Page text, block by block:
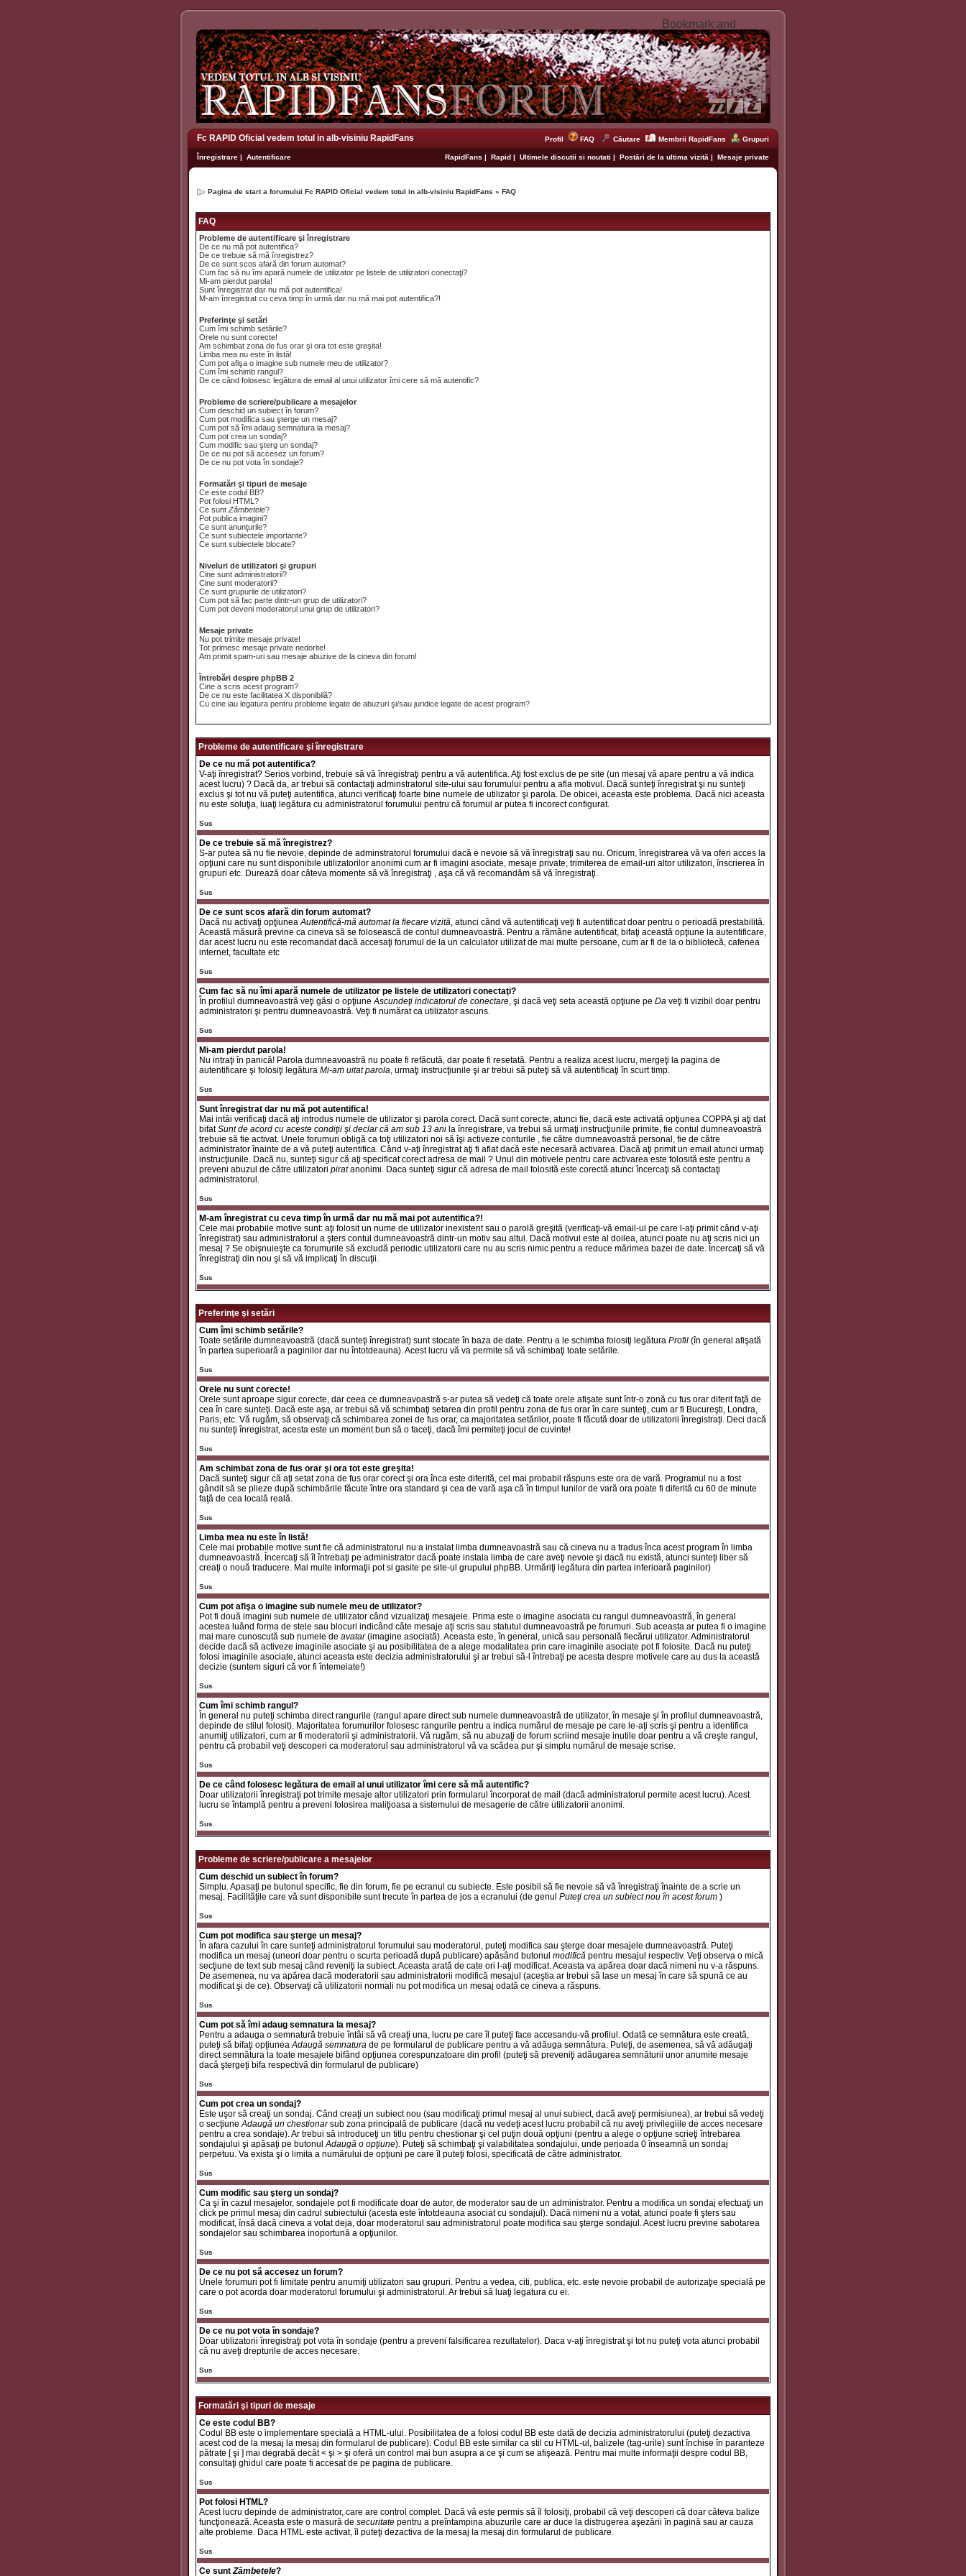
Fc RAPID Oficial vedem totul in alb-visiniu RapidFans Profil FAQ Căutare Membrii RapidFans Grupuri
Înregistrare | Autentificare RapidFans | Rapid | Ultimele discutii si noutati | Postări de la ultima vizită | Mesaje private
Pagina de start a forumului Fc RAPID Oficial vedem totul in alb-visiniu RapidFans » FAQ
FAQ
Probleme de autentificare şi înregistrare
De ce nu mă pot autentifica?
De ce trebuie să mă înregistrez?
De ce sunt scos afară din forum automat?
Cum fac să nu îmi apară numele de utilizator pe listele de utilizatori conectaţi?
Mi-am pierdut parola!
Sunt înregistrat dar nu mă pot autentifica!
M-am înregistrat cu ceva timp în urmă dar nu mă mai pot autentifica?!
Preferinţe şi setări
Cum îmi schimb setările?
Orele nu sunt corecte!
Am schimbat zona de fus orar şi ora tot este greşita!
Limba mea nu este în listă!
Cum pot afişa o imagine sub numele meu de utilizator?
Cum îmi schimb rangul?
De ce când folosesc legătura de email al unui utilizator îmi cere să mă autentific?
Probleme de scriere/publicare a mesajelor
Cum deschid un subiect în forum?
Cum pot modifica sau şterge un mesaj?
Cum pot să îmi adaug semnatura la mesaj?
Cum pot crea un sondaj?
Cum modific sau şterg un sondaj?
De ce nu pot să accesez un forum?
De ce nu pot vota în sondaje?
Formatări şi tipuri de mesaje
Ce este codul BB?
Pot folosi HTML?
Ce sunt Zâmbetele?
Pot publica imagini?
Ce sunt anunţurile?
Ce sunt subiectele importante?
Ce sunt subiectele blocate?
Niveluri de utilizatori şi grupuri
Cine sunt administratorii?
Cine sunt moderatorii?
Ce sunt grupurile de utilizatori?
Cum pot să fac parte dintr-un grup de utilizatori?
Cum pot deveni moderatorul unui grup de utilizatori?
Mesaje private
Nu pot trimite mesaje private!
Tot primesc mesaje private nedorite!
Am primit spam-uri sau mesaje abuzive de la cineva din forum!
Întrebări despre phpBB 2
Cine a scris acest program?
De ce nu este facilitatea X disponibilă?
Cu cine iau legatura pentru probleme legate de abuzuri şi/sau juridice legate de acest program?
Probleme de autentificare şi înregistrare
De ce nu mă pot autentifica?
V-aţi înregistrat? Serios vorbind, trebuie să vă înregistraţi pentru a vă autentifica. Aţi fost exclus de pe site (un mesaj vă apare pentru a vă indica
acest lucru) ? Dacă da, ar trebui să contactaţi adminstratorul site-ului sau forumului pentru a afla motivul. Dacă sunteţi înregistrat şi nu sunteţi
exclus şi tot nu vă puteţi autentifica, atunci verificaţi foarte bine numele de utilizator şi parola. De obicei, aceasta este problema. Dacă nici aceasta
nu este soluţia, luaţi legătura cu administratorul forumului pentru că forumul ar putea fi incorect configurat.
Sus
De ce trebuie să mă înregistrez?
S-ar putea să nu fie nevoie, depinde de adminstratorul forumului dacă e nevoie să vă înregistraţi sau nu. Oricum, înregistrarea vă va oferi acces la
opţiuni care nu sunt disponibile utilizatorilor anonimi cum ar fi imagini asociate, mesaje private, trimiterea de email-uri altor utilizatori, înscrierea în
grupuri etc. Durează doar câteva momente să vă înregistraţi , aşa că vă recomandăm să vă înregistraţi.
Sus
De ce sunt scos afară din forum automat?
Dacă nu activaţi opţiuneaAutentifică-mă automat la fiecare vizită, atunci când vă autentificaţi veţi fi autentificat doar pentru o perioadă prestabilită.
Această măsură previne ca cineva să se folosească de contul dumneavoastră. Pentru a rămâne autentificat, bifaţi această opţiune la autentificare,
dar acest lucru nu este recomandat dacă accesaţi forumul de la un calculator utilizat de mai multe persoane, cum ar fi de la o bibliotecă, cafenea
internet, facultate etc
Sus
Cum fac să nu îmi apară numele de utilizator pe listele de utilizatori conectaţi?
În profilul dumneavoastră veţi găsi o opţiuneAscundeţi indicatorul de conectare, şi dacă veţi seta această opţiune pe Da veţi fi vizibil doar pentru
administratori şi pentru dumneavoastră. Veţi fi numărat ca utilizator ascuns.
Sus
Mi-am pierdut parola!
Nu intraţi în panică! Parola dumneavoastră nu poate fi refăcută, dar poate fi resetată. Pentru a realiza acest lucru, mergeţi la pagina de
autentificare şi folosiţi legătura Mi-am uitat parola, urmaţi instrucţiunile şi ar trebui să puteţi să vă autentificaţi în scurt timp.
Sus
Sunt înregistrat dar nu mă pot autentifica!
Mai intâi verificaţi dacă aţi introdus numele de utilizator şi parola corect. Dacă sunt corecte, atunci fie, dacă este activată opţiunea COPPA şi aţi dat
bifatSunt de acord cu aceste condiţii şi declar că am sub 13 ani la înregistrare, va trebui să urmaţi instrucţiunile primite, fie contul dumneavoastră
trebuie să fie activat. Unele forumuri obligă ca toţi utilizatori noi să îşi activeze conturile , fie către dumneavoastră personal, fie de către
administrator înainte de a vă puteţi autentifica. Când v-aţi înregistrat aţi fi aflat dacă este necesară activarea. Dacă aţi primit un email atunci urmaţi
instrucţiunile. Dacă nu, sunteţi sigur că aţi specificat corect adresa de mail ? Unul din motivele pentru care activarea este folosită este pentru a
preveni abuzul de către utilizatori piratanonimi. Daca sunteţi sigur că adresa de mail folosită este corectă atunci încercaţi să contactaţi
administratorul.
Sus
M-am înregistrat cu ceva timp în urmă dar nu mă mai pot autentifica?!
Cele mai probabile motive sunt: aţi folosit un nume de utilizator inexistent sau o parolă greşită (verificaţi-vă email-ul pe care l-aţi primit când v-aţi
înregistrat) sau administratorul a şters contul dumneavoastră dintr-un motiv sau altul. Dacă motivul este al doilea, atunci poate nu aţi scris nici un
mesaj ? Se obişnuieşte ca forumurile să excludă periodic utilizatorii care nu au scris nimic pentru a reduce mărimea bazei de date. Încercaţi să vă
înregistraţi din nou şi să vă implicaţi în discuţii.
Sus
Preferinţe şi setări
Cum îmi schimb setările?
Toate setările dumneavoastră (dacă sunteţi înregistrat) sunt stocate în baza de date. Pentru a le schimba folosiţi legătura Profil (în general afişată
în partea superioară a paginilor dar nu întotdeauna). Acest lucru vă va permite să vă schimbaţi toate setările.
Sus
Orele nu sunt corecte!
Orele sunt aproape sigur corecte, dar ceea ce dumneavoastră s-ar putea să vedeţi că toate orele afişate sunt într-o zonă cu fus orar diferit faţă de
cea în care sunteţi. Dacă este aşa, ar trebui să vă schimbaţi setarea din profil pentru zona de fus orar în care sunteţi, cum ar fi Bucureşti, Londra,
Paris, etc. Vă rugăm, să observaţi că schimbarea zonei de fus orar, ca majoritatea setărilor, poate fi făcută doar de utilizatorii înregistraţi. Deci dacă
nu sunteţi înregistrat, acesta este un moment bun să o faceţi, dacă îmi permiteţi jocul de cuvinte!
Sus
Am schimbat zona de fus orar şi ora tot este greşita!
Dacă sunteţi sigur că aţi setat zona de fus orar corect şi ora înca este diferită, cel mai probabil răspuns este ora de vară. Programul nu a fost
gândit să se plieze după schimbările făcute între ora standard şi cea de vară aşa că în timpul lunilor de vară ora poate fi diferită cu 60 de minute
faţă de cea locală reală.
Sus
Limba mea nu este în listă!
Cele mai probabile motive sunt fie că administratorul nu a instalat limba dumneavoastră sau că cineva nu a tradus înca acest program în limba
dumneavoastră. Încercaţi să îl întrebaţi pe administrator dacă poate instala limba de care aveţi nevoie şi dacă nu există, atunci sunteţi liber să
creaţi o nouă traducere. Mai multe informaţii pot si gasite pe site-ul grupului phpBB. Urmăriţi legătura din partea inferioară paginilor)
Sus
Cum pot afişa o imagine sub numele meu de utilizator?
Pot fi două imagini sub numele de utilizator când vizualizaţi mesajele. Prima este o imagine asociata cu rangul dumneavoastră, în general
acestea luând forma de stele sau blocuri indicând câte mesaje aţi scris sau statutul dumneavoastră pe forumuri. Sub aceasta ar putea fi o imagine
mai mare cunoscută sub numele de avatar(imagine asociată). Aceasta este, în general, unică sau personală fiecărui utilizator. Administratorul
decide dacă să activeze imaginile asociate şi au posibilitatea de a alege modalitatea prin care imaginile asociate pot fi folosite. Dacă nu puteţi
folosi imaginile asociate, atunci aceasta este decizia administratorului şi ar trebui să-l întrebaţi pe acesta despre motivele care au dus la această
decizie (suntem siguri că vor fi întemeiate!)
Sus
Cum îmi schimb rangul?
În general nu puteţi schimba direct rangurile (rangul apare direct sub numele dumneavoastră de utilizator, în mesaje şi în profilul dumneavoastră,
depinde de stilul folosit). Majoritatea forumurilor folosesc rangurile pentru a indica numărul de mesaje pe care le-aţi scris şi pentru a identifica
anumiţi utilizatori, cum ar fi moderatorii şi administratorii. Vă rugăm, să nu abuzaţi de forum scriind mesaje inutile doar pentru a vă creşte rangul,
pentru că probabil veţi descoperi ca moderatorul sau administratorul vă va scădea pur şi simplu numărul de mesaje scrise.
Sus
De ce când folosesc legătura de email al unui utilizator îmi cere să mă autentific?
Doar utilizatorii înregistraţi pot trimite mesaje altor utilizatori prin formularul încorporat de mail (dacă administratorul permite acest lucru). Acest
lucru se întamplă pentru a preveni folosirea maliţioasa a sistemului de mesagerie de către utilizatorii anonimi.
Sus
Probleme de scriere/publicare a mesajelor
Cum deschid un subiect în forum?
Simplu. Apasaţi pe butonul specific, fie din forum, fie pe ecranul cu subiecte. Este posibil să fie nevoie să vă înregistraţi înainte de a scrie un
mesaj. Facilităţile care vă sunt disponibile sunt trecute în partea de jos a ecranului (de genul Puteţi crea un subiect nou în acest forum )
Sus
Cum pot modifica sau şterge un mesaj?
În afara cazului în care sunteţi administratorul forumului sau moderatorul, puteţi modifica sau şterge doar mesajele dumneavoastră. Puteţi
modifica un mesaj (uneori doar pentru o scurta perioadă după publicare) apăsând butonul modifică pentru mesajul respectiv. Veţi observa o mică
secţiune de text sub mesaj când reveniţi la subiect. Aceasta arată de cate ori l-aţi modificat. Aceasta va apărea doar dacă nimeni nu v-a răspuns.
De asemenea, nu va apărea dacă moderatorii sau administratorii modifică mesajul (aceştia ar trebui să lase un mesaj în care să spună ce au
modificat şi de ce). Observaţi că utilizatorii normali nu pot modifica un mesaj odată ce cineva a răspuns.
Sus
Cum pot să îmi adaug semnatura la mesaj?
Pentru a adauga o semnatură trebuie întâi să vă creaţi una, lucru pe care îl puteţi face accesandu-vă profilul. Odată ce semnătura este creată,
puteţi să bifaţi opţiuneaAdaugă semnatura de pe formularul de publicare pentru a vă adăuga semnătura. Puteţi, de asemenea, să vă adăugaţi
direct semnătura la toate mesajele bifând opţiunea corespunzatoare din profil (puteţi să preveniţi adăugarea semnăturii unor anumite mesaje
dacă ştergeţi bifa respectivă din formularul de publicare)
Sus
Cum pot crea un sondaj?
Este uşor să creaţi un sondaj. Când creaţi un subiect nou (sau modificaţi primul mesaj al unui subiect, dacă aveţi permisiunea), ar trebui să vedeţi
o secţiuneAdaugă un chestionarsub zona principală de publicare (dacă nu vedeţi acest lucru probabil că nu aveţi privilegiile de acces necesare
pentru a crea sondaje). Ar trebui să introduceţi un titlu pentru chestionar şi cel puţin două opţiuni (pentru a alege o opţiune scrieţi întrebarea
sondajului şi apăsaţi pe butonulAdaugă o opţiune). Puteţi să schimbaţi şi valabilitatea sondajului, unde perioada 0 înseamnă un sondaj
perpetuu. Va exista şi o limita a numărului de opţiuni pe care îl puteţi folosi, specificată de către administrator.
Sus
Cum modific sau şterg un sondaj?
Ca şi în cazul mesajelor, sondajele pot fi modificate doar de autor, de moderator sau de un administrator. Pentru a modifica un sondaj efectuaţi un
click pe primul mesaj din cadrul subiectului (acesta este întotdeauna asociat cu sondajul). Dacă nimeni nu a votat, atunci poate fi şters sau
modificat, însă dacă cineva a votat deja, doar moderatorul sau administratorul poate modifica sau şterge sondajul. Acest lucru previne sabotarea
sondajelor sau schimbarea inoportună a opţiunilor.
Sus
De ce nu pot să accesez un forum?
Unele forumuri pot fi limitate pentru anumiţi utilizatori sau grupuri. Pentru a vedea, citi, publica, etc. este nevoie probabil de autorizaţie specială pe
care o pot acorda doar moderatorul forumului şi administratorul. Ar trebui să luaţi legatura cu ei.
Sus
De ce nu pot vota în sondaje?
Doar utilizatorii înregistraţi pot vota în sondaje (pentru a preveni falsificarea rezultatelor). Daca v-aţi înregistrat şi tot nu puteţi vota atunci probabil
că nu aveţi drepturile de acces necesare.
Sus
Formatări şi tipuri de mesaje
Ce este codul BB?
Codul BB este o implementare specială a HTML-ului. Posibilitatea de a folosi codul BB este dată de decizia administratorului (puteţi dezactiva
acest cod de la mesaj la mesaj din formularul de publicare). Codul BB este similar ca stil cu HTML-ul, balizele (tag-urile) sunt închise în paranteze
pătrate [ şi ] mai degrabă decât < şi > şi oferă un control mai bun asupra a ce şi cum se afişează. Pentru mai multe informaţii despre codul BB,
consultaţi ghidul care poate fi accesat de pe pagina de publicare.
Sus
Pot folosi HTML?
Acest lucru depinde de administrator, care are control complet. Dacă vă este permis să îl folosiţi, probabil că veţi descoperi că doar câteva balize
funcţionează. Aceasta este o masură de securitate pentru a preîntampina abuzurile care ar duce la distrugerea aşezării în pagină sau ar cauza
alte probleme. Daca HTML este activat, îl puteţi dezactiva de la mesaj la mesaj din formularul de publicare.
Sus
Ce suntZâmbetele?